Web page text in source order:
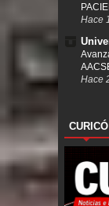
Hace
Hace
CURICÓ